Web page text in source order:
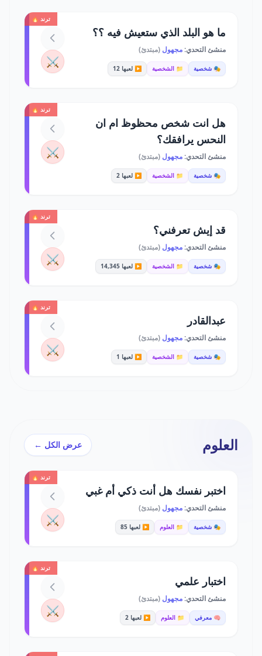
ترند 🔥
ما هو البلد الذي ستعيش فيه ؟؟
منشئ التحدي:مجهول (مبتدئ)
🎭 شخصية 📁 الشخصية ▶️ لعبها 12 ⚔️
ترند 🔥
هل انت شخص محظوظ ام ان
النحس يرافقك؟
منشئ التحدي:مجهول (مبتدئ)
🎭 شخصية 📁 الشخصية ▶️ لعبها 2
⚔️
ترند 🔥
قد إيش تعرفني؟
منشئ التحدي:مجهول (مبتدئ)
🎭 شخصية 📁 الشخصية ▶️ لعبها 14,345 ⚔️
ترند 🔥
عبدالقادر
منشئ التحدي:مجهول (مبتدئ)
🎭 شخصية 📁 الشخصية ▶️ لعبها 1 ⚔️
العلوم عرض الكل ←
ترند 🔥
اختبر نفسك هل أنت ذكي أم غبي
منشئ التحدي:مجهول (مبتدئ)
🎭 شخصية 📁 العلوم ▶️ لعبها 85 ⚔️
ترند 🔥
اختبار علمي
منشئ التحدي:مجهول (مبتدئ)
🧠 معرفي 📁 العلوم ▶️ لعبها 2 ⚔️